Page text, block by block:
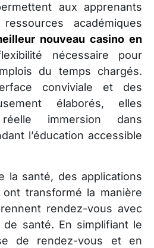
aux apprenants
académiques
nouveau casino en
nécessaire pour
du temps chargés.
conviviale et des
élaborés, elles
immersion dans
l’éducation accessible
la santé, des applications
transformé la manière
rendez-vous avec
santé. En simplifiant le
de rendez-vous et en